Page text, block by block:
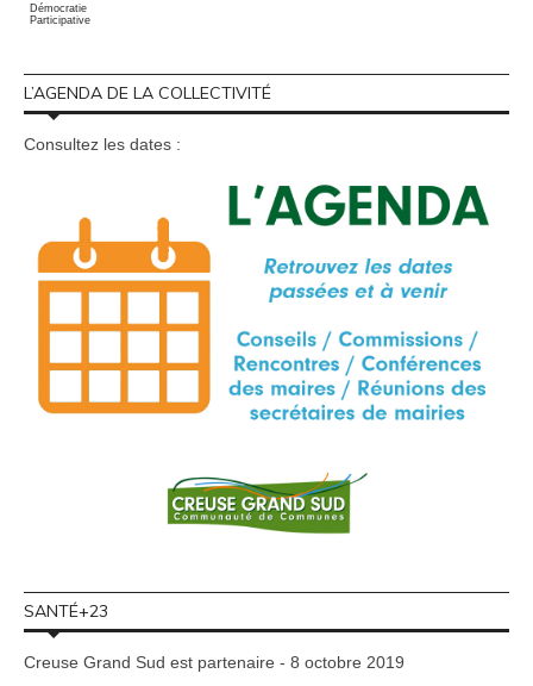
Démocratie
Participative
L’AGENDA DE LA COLLECTIVITÉ
Consultez les dates :
SANTÉ+23
Creuse Grand Sud est partenaire - 8 octobre 2019